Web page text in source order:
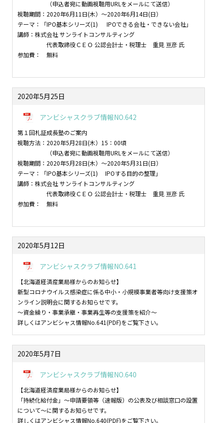
（申込者宛に動画視聴用URLをメールにて送信）
視聴期間：2020年6月11日(木）～2020年6月14日(日）
テーマ：「IPO基本シリーズ(1) IPOできる会社・できない会社」
講師：株式会社 サンライトコンサルティング
代表取締役ＣＥＯ 公認会計士・税理士 重見 亘彦 氏
参加費： 無料
2020年5月25日
アンビシャスクラブ情報NO.642
第１回札証成長塾のご案内
視聴方法：2020年5月28日(木）15：00頃
（申込者宛に動画視聴用URLをメールにて送信）
視聴期間：2020年5月28日(木）～2020年5月31日(日）
テーマ：「IPO基本シリーズ(1) IPOする目的の整理」
講師：株式会社 サンライトコンサルティング
代表取締役ＣＥＯ 公認会計士・税理士 重見 亘彦 氏
参加費： 無料
2020年5月12日
アンビシャスクラブ情報NO.641
【北海道経済産業局様からのお知らせ】
新型コロナウイルス感染症に係る中小・小規模事業者等向け支援策オ
ンライン説明会に関するお知らせです。
～資金繰り・事業承継・事業再生等の支援策を紹介～
詳しくはアンビシャス情報No.641(PDF)をご覧下さい。
2020年5月7日
アンビシャスクラブ情報NO.640
【北海道経済産業局様からのお知らせ】
「持続化給付金」～申請要領等（速報版）の公表及び相談窓口の設置
について～に関するお知らせです。
詳しくはアンビシャス情報No.640(PDF)をご覧下さい。